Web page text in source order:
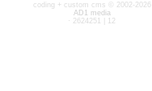
coding + custom cms © 2002-2026
AD1 media
· 2624251 | 12